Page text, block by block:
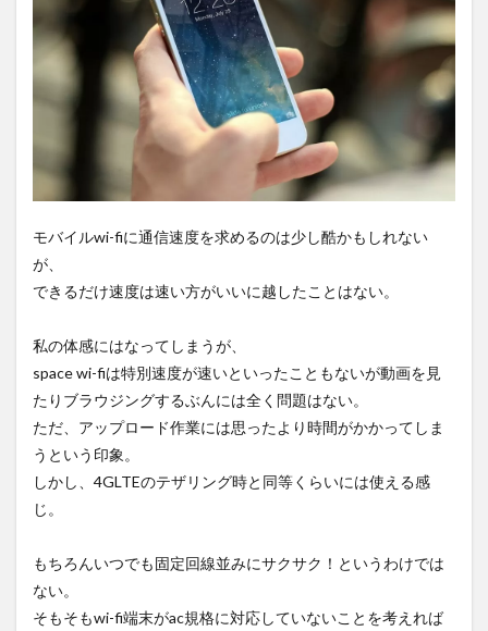
モバイルwi-fiに通信速度を求めるのは少し酷かもしれない
が、
できるだけ速度は速い方がいいに越したことはない。
私の体感にはなってしまうが、
space wi-fiは特別速度が速いといったこともないが動画を見
たりブラウジングするぶんには全く問題はない。
ただ、アップロード作業には思ったより時間がかかってしま
うという印象。
しかし、4GLTEのテザリング時と同等くらいには使える感
じ。
もちろんいつでも固定回線並みにサクサク！というわけでは
ない。
そもそもwi-fi端末がac規格に対応していないことを考えれば